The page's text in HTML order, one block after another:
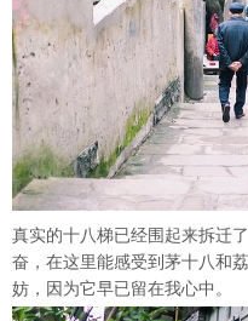
真实的十八梯已经围起来拆迁
奋，在这里能感受到茅十八和
妨，因为它早已留在我心中。